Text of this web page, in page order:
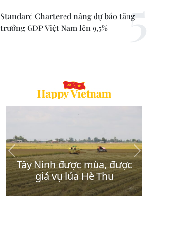
Standard Chartered nâng dự báo tăng
trưởng GDP Việt Nam lên 9,5%